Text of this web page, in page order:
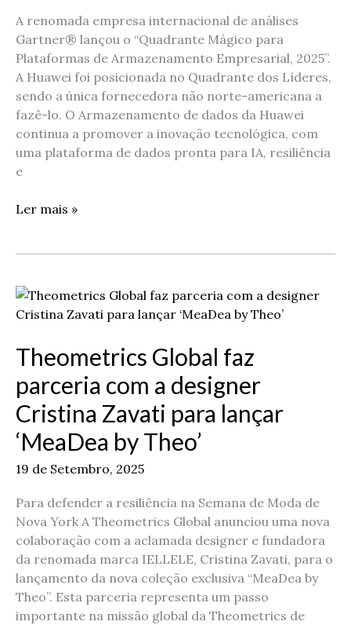
A renomada empresa internacional de análises
Gartner® lançou o “Quadrante Mágico para
Plataformas de Armazenamento Empresarial, 2025”.
A Huawei foi posicionada no Quadrante dos Líderes,
sendo a única fornecedora não norte-americana a
fazê-lo. O Armazenamento de dados da Huawei
continua a promover a inovação tecnológica, com
uma plataforma de dados pronta para IA, resiliência
e
Empresarial,
2025
Ler mais »
Theometrics Global faz
parceria com a designer
Cristina Zavati para lançar
‘MeaDea by Theo’
19 de Setembro, 2025
Para defender a resiliência na Semana de Moda de
Nova York A Theometrics Global anunciou uma nova
colaboração com a aclamada designer e fundadora
da renomada marca IELLELE, Cristina Zavati, para o
lançamento da nova coleção exclusiva “MeaDea by
Theo”. Esta parceria representa um passo
importante na missão global da Theometrics de
Theometrics
Global
parceria
com
a
designer
Cristina
Zavati
para
‘MeaDea
by
Theo’